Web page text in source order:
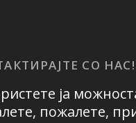
СО НАС!
ја
пожалете,